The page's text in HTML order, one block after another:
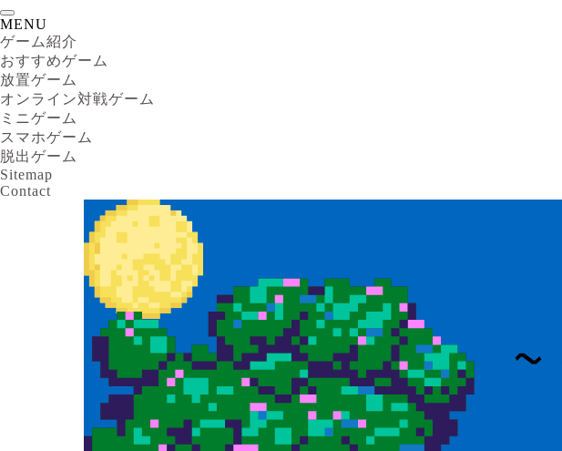
MENU
ゲーム紹介
おすすめゲーム
放置ゲーム
オンライン対戦ゲーム
ミニゲーム
スマホゲーム
脱出ゲーム
Sitemap
Contact